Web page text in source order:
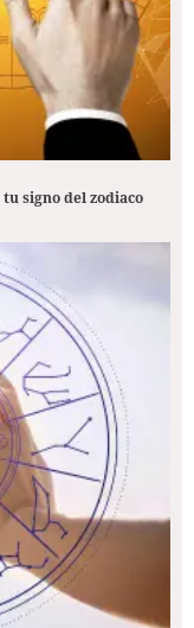
signo del zodiaco